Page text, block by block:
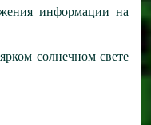
информации на
солнечном свете